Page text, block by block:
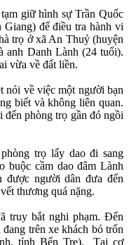
giữ hình sự Trần Quốc
để điều tra hành vi
trọ ở xã An Thuỷ (huyện
anh Danh Lành (24 tuổi).
vừa về đất liền.
nói về việc một người bạn
biết và không liên quan.
phòng trọ gần đó ngồi
trọ lấy dao đi sang
buộc cầm dao đâm Lành
được người dân đưa đến
thương quá nặng.
truy bắt nghi phạm. Đến
trên xe khách bỏ trốn
tỉnh Bến Tre). Tại cơ